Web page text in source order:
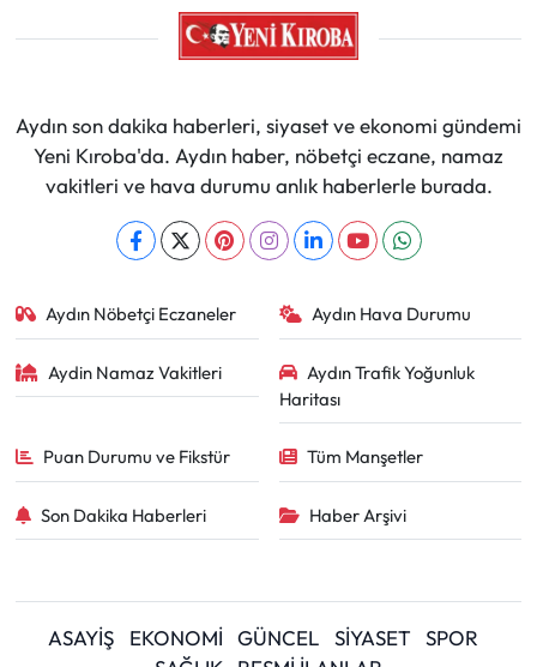
Aydın son dakika haberleri, siyaset ve ekonomi gündemi
Yeni Kıroba'da. Aydın haber, nöbetçi eczane, namaz
vakitleri ve hava durumu anlık haberlerle burada.
Aydın Nöbetçi Eczaneler Aydın Hava Durumu
Aydin Namaz Vakitleri
Aydın Trafik Yoğunluk
Haritası
Puan Durumu ve Fikstür Tüm Manşetler
Son Dakika Haberleri Haber Arşivi
ASAYİŞ EKONOMİ GÜNCEL SİYASET
SPOR